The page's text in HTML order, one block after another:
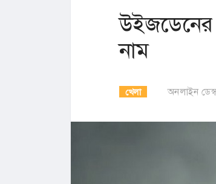
উইজডেনের
নাম
খেলা অনলাইন